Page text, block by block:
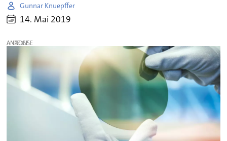
Gunnar Knuepffer
14. Mai 2019
ANZEIGE